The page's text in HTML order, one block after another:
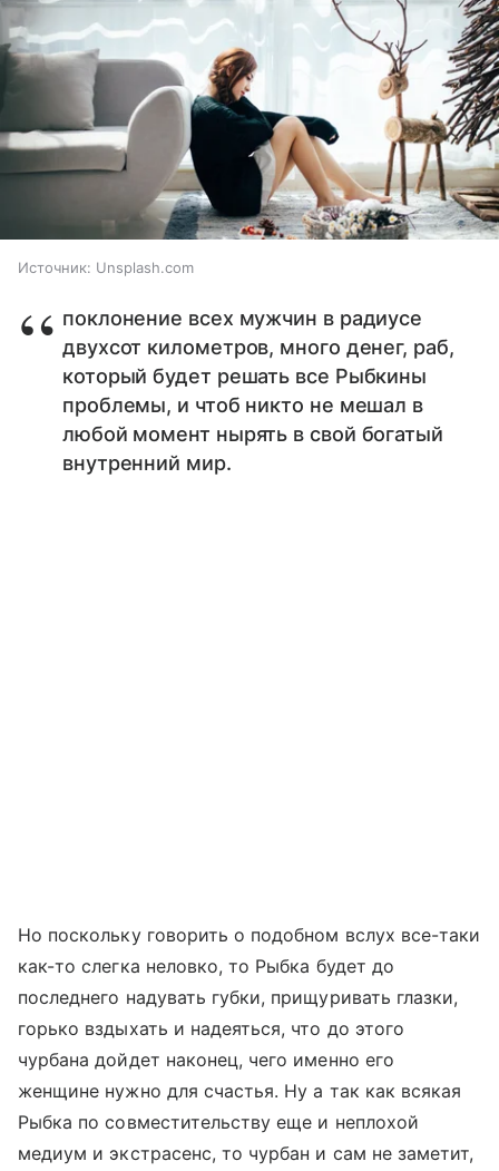
Источник: Unsplash.com
поклонение всех мужчин в радиусе
двухсот километров, много денег, раб,
который будет решать все Рыбкины
проблемы, и чтоб никто не мешал в
любой момент нырять в свой богатый
внутренний мир.
Но поскольку говорить о подобном вслух все-таки
как-то слегка неловко, то Рыбка будет до
последнего надувать губки, прищуривать глазки,
горько вздыхать и надеяться, что до этого
чурбана дойдет наконец, чего именно его
женщине нужно для счастья. Ну а так как всякая
Рыбка по совместительству еще и неплохой
медиум и экстрасенс, то чурбан и сам не заметит,